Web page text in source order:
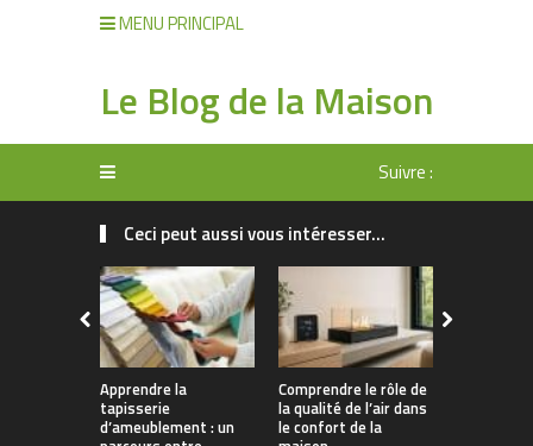
MENU PRINCIPAL
Le Blog de la Maison
Suivre :
Ceci peut aussi vous intéresser...
Apprendre la
tapisserie
d’ameublement : un
Comprendre le rôle de
la qualité de l’air dans
le confort de la